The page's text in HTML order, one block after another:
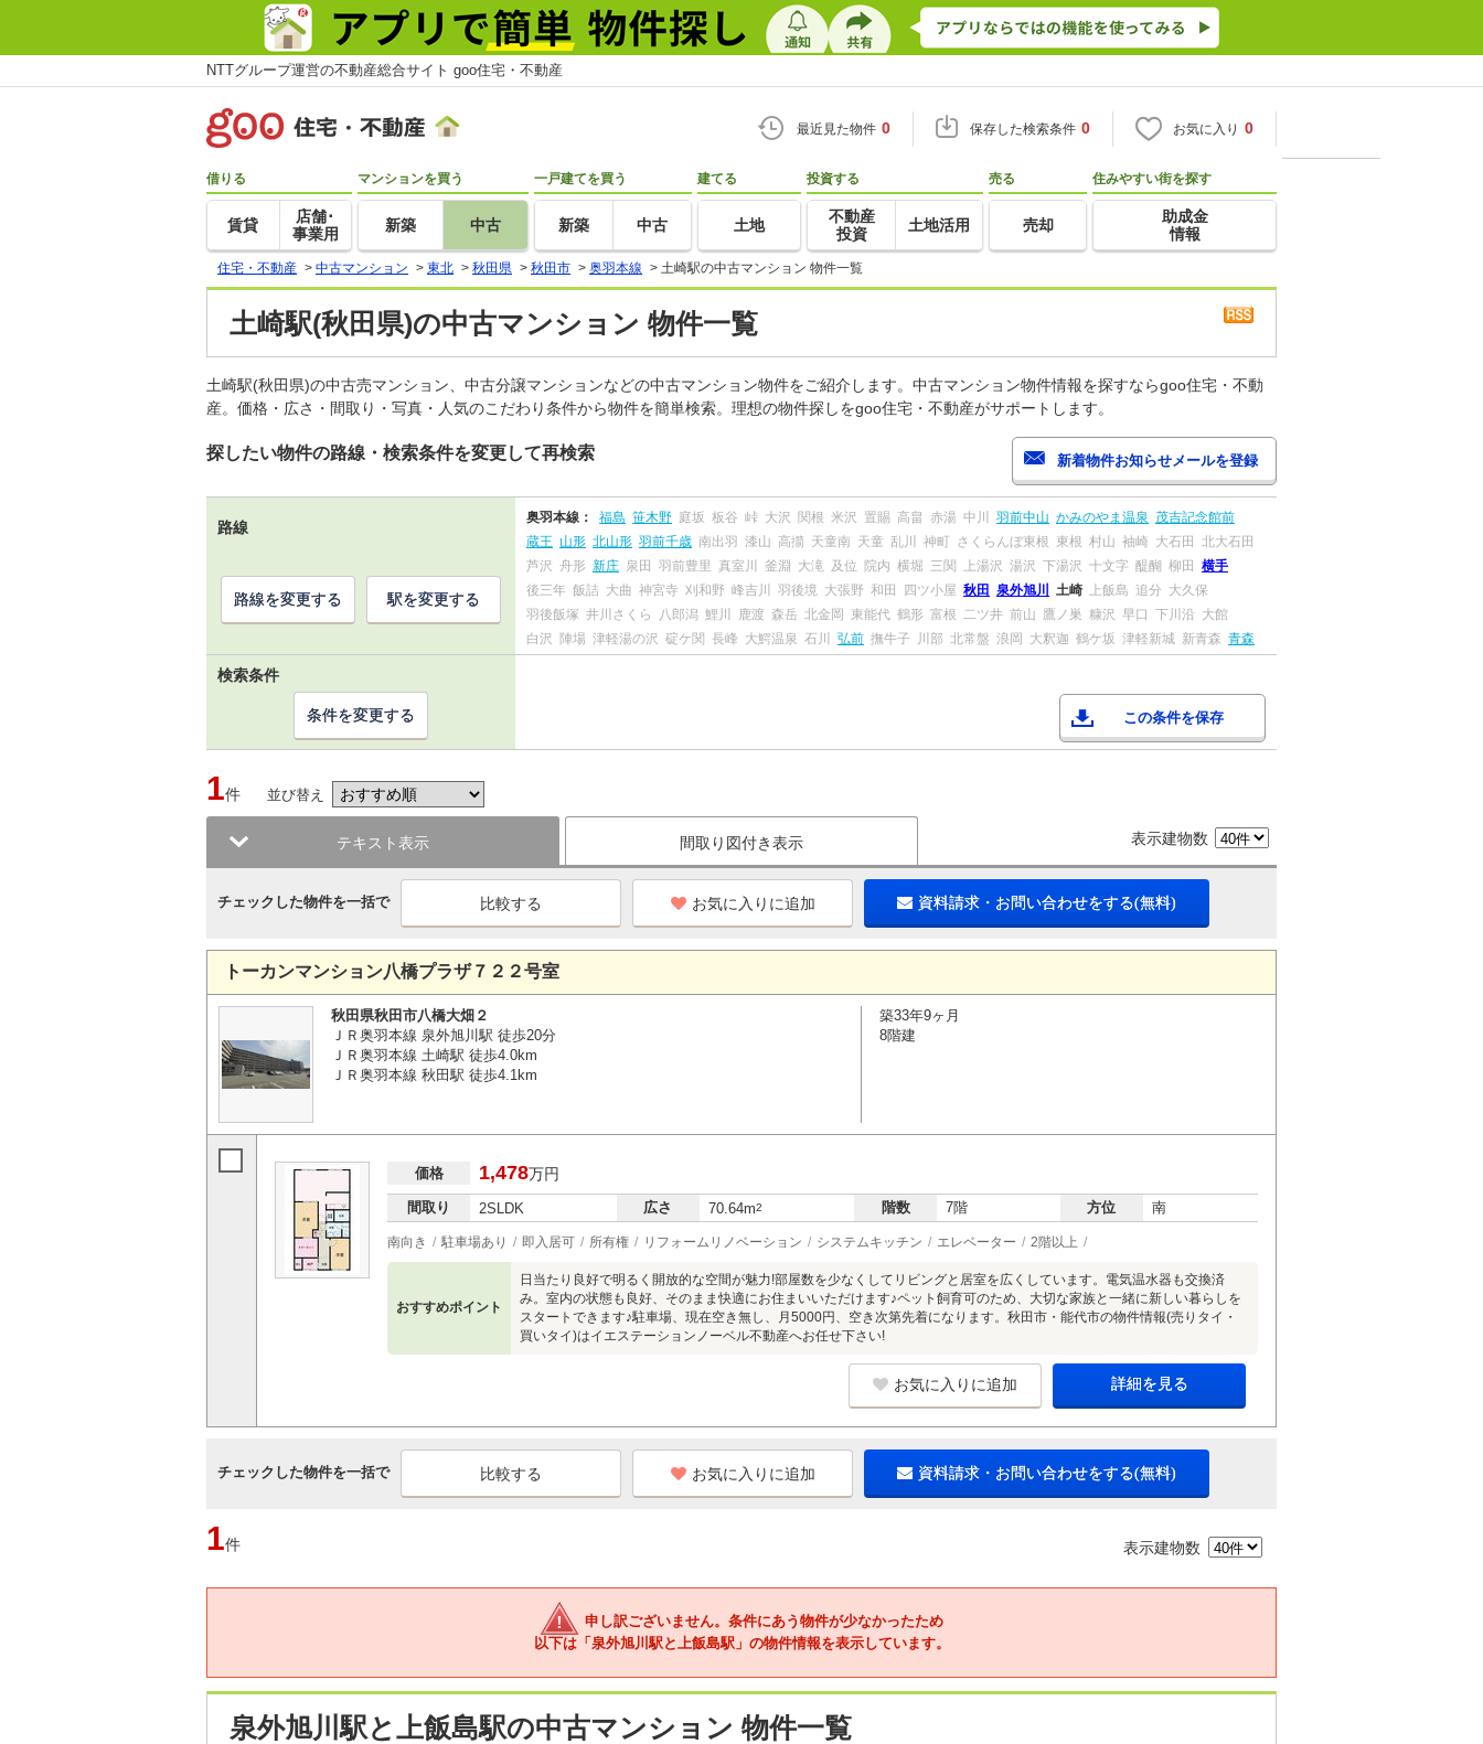
NTTグループ運営の不動産総合サイト goo住宅・不動産
最近見た物件 0 保存した検索条件 0 お気に入り 0
借りる
賃貸
店舗･
事業用
マンションを買う
新築 中古
一戸建てを買う
新築 中古
建てる
土地
投資する
不動産
投資
土地活用
売る
売却
住みやすい街を探す
助成金
情報
住宅・不動産 > 中古マンション > 東北 > 秋田県 > 秋田市 > 奥羽本線 > 土崎駅の中古マンション 物件一覧
土崎駅(秋田県)の中古マンション 物件一覧
土崎駅(秋田県)の中古売マンション、中古分譲マンションなどの中古マンション物件をご紹介します。中古マンション物件情報を探すならgoo住宅・不動
産。価格・広さ・間取り・写真・人気のこだわり条件から物件を簡単検索。理想の物件探しをgoo住宅・不動産がサポートします。
探したい物件の路線・検索条件を変更して再検索
路線
奥羽本線： 福島 笹木野 庭坂 板谷 峠 大沢 関根 米沢 置賜 高畠 赤湯 中川 羽前中山 かみのやま温泉 茂吉記念館前
蔵王 山形 北山形 羽前千歳 南出羽 漆山 高擶 天童南 天童 乱川 神町 さくらんぼ東根 東根 村山 袖崎 大石田
北大石田
芦沢 舟形 新庄 泉田 羽前豊里 真室川 釜淵 大滝 及位 院内 横堀 三関 上湯沢 湯沢 下湯沢 十文字 醍醐 柳田
横手
後三年 飯詰 大曲 神宮寺 刈和野 峰吉川 羽後境 大張野 和田 四ツ小屋 秋田 泉外旭川 土崎 上飯島 追分 大久保
羽後飯塚 井川さくら 八郎潟 鯉川 鹿渡 森岳 北金岡 東能代 鶴形 富根 二ツ井 前山 鷹ノ巣 糠沢 早口 下川沿 大館
白沢
陣場 津軽湯の沢 碇ケ関 長峰 大鰐温泉 石川 弘前 撫牛子 川部 北常盤 浪岡 大釈迦 鶴ケ坂 津軽新城 新青森 青森
路線を変更する 駅を変更する
検索条件
この条件を保存
条件を変更する
1件 並び替え
テキスト表示 間取り図付き表示 表示建物数
チェックした物件を一括で お気に入りに追加 資料請求・お問い合わせをする(無料)
トーカンマンション八橋プラザ７２２号室
秋田県秋田市八橋大畑２
ＪＲ奥羽本線 泉外旭川駅 徒歩20分
ＪＲ奥羽本線 土崎駅 徒歩4.0km
ＪＲ奥羽本線 秋田駅 徒歩4.1km
築33年9ヶ月
8階建
価格 1,478万円
間取り 2SLDK 広さ 70.64m2 階数 7階 方位 南
南向き 駐車場あり 即入居可 所有権 リフォームリノベーション システムキッチン エレベーター 2階以上
おすすめポイント
日当たり良好で明るく開放的な空間が魅力!部屋数を少なくしてリビングと居室を広くしています。電気温水器も交換済
み。室内の状態も良好、そのまま快適にお住まいいただけます♪ペット飼育可のため、大切な家族と一緒に新しい暮らしを
スタートできます♪駐車場、現在空き無し、月5000円、空き次第先着になります。秋田市・能代市の物件情報(売りタイ・
買いタイ)はイエステーションノーベル不動産へお任せ下さい!
お気に入りに追加 詳細を見る
チェックした物件を一括で お気に入りに追加 資料請求・お問い合わせをする(無料)
1件 表示建物数
申し訳ございません。条件にあう物件が少なかったため
以下は「泉外旭川駅と上飯島駅」の物件情報を表示しています。
泉外旭川駅と上飯島駅の中古マンション 物件一覧